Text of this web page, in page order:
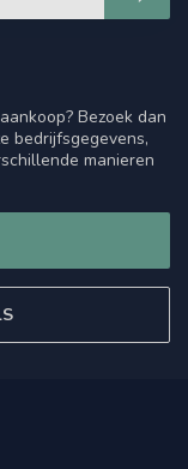
Bezoek dan
bedrijfsgegevens,
manieren